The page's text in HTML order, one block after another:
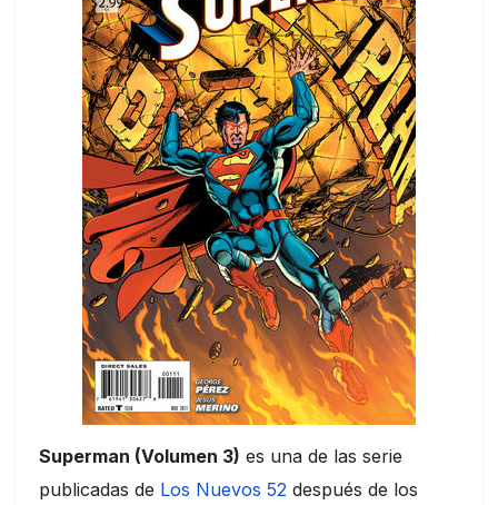
Superman (Volumen 3) es una de las serie
publicadas de Los Nuevos 52 después de los